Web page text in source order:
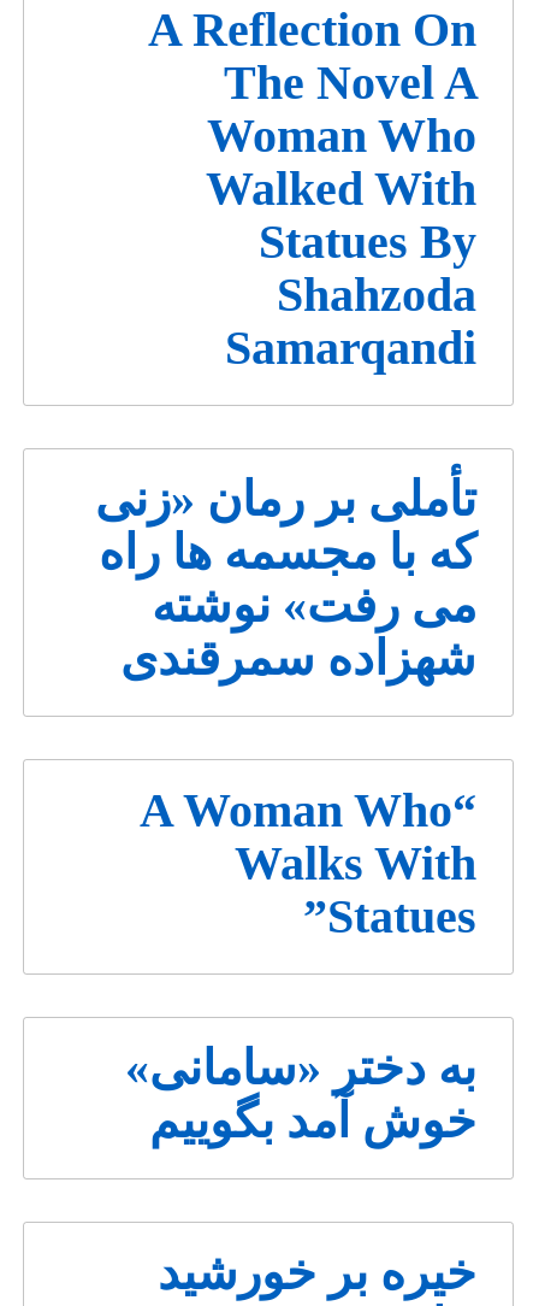
A Reflection On
The Novel A
Woman Who
Walked With
Statues By
Shahzoda
Samarqandi
تأملی بر رمان «زنی
که با مجسمه ها راه
می رفت» نوشته
شهزاده سمرقندی
“A Woman Who
Walks With
Statues”
به دختر «سامانی»
خوش آمد بگوییم
خیره بر خورشید